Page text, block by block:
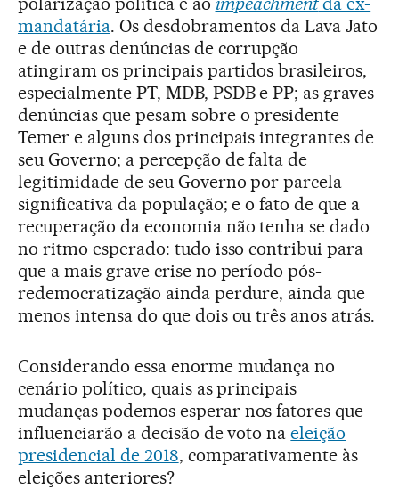
mandatária. Os desdobramentos da Lava Jato
e de outras denúncias de corrupção
atingiram os principais partidos brasileiros,
especialmente PT, MDB, PSDB e PP; as graves
denúncias que pesam sobre o presidente
Temer e alguns dos principais integrantes de
seu Governo; a percepção de falta de
legitimidade de seu Governo por parcela
significativa da população; e o fato de que a
recuperação da economia não tenha se dado
no ritmo esperado: tudo isso contribui para
que a mais grave crise no período pós-
redemocratização ainda perdure, ainda que
menos intensa do que dois ou três anos atrás.
Considerando essa enorme mudança no
cenário político, quais as principais
mudanças podemos esperar nos fatores que
influenciarão a decisão de voto naeleição
presidencial de 2018, comparativamente às
eleições anteriores?